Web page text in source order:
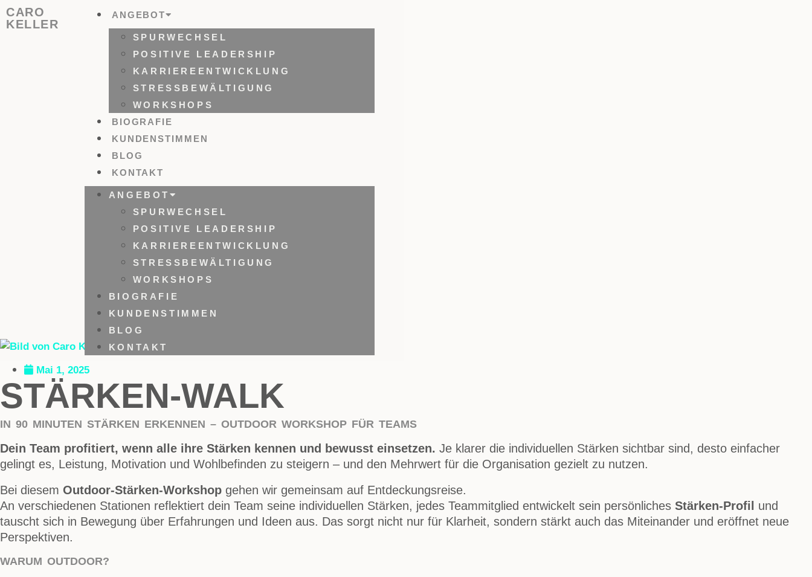
CARO
KELLER
ANGEBOT
SPURWECHSEL
POSITIVE LEADERSHIP
KARRIEREENTWICKLUNG
STRESSBEWÄLTIGUNG
WORKSHOPS
BIOGRAFIE
KUNDENSTIMMEN
BLOG
KONTAKT
ANGEBOT
SPURWECHSEL
POSITIVE LEADERSHIP
KARRIEREENTWICKLUNG
STRESSBEWÄLTIGUNG
WORKSHOPS
BIOGRAFIE
KUNDENSTIMMEN
BLOG
KONTAKT
CARO KELLER
Mai 1, 2025
STÄRKEN-WALK
IN 90 MINUTEN STÄRKEN ERKENNEN – OUTDOOR WORKSHOP FÜR TEAMS
Dein Team profitiert, wenn alle ihre Stärken kennen und bewusst einsetzen. Je klarer die individuellen Stärken sichtbar sind, desto einfacher
gelingt es, Leistung, Motivation und Wohlbefinden zu steigern – und den Mehrwert für die Organisation gezielt zu nutzen.
Bei diesem Outdoor-Stärken-Workshop gehen wir gemeinsam auf Entdeckungsreise.
An verschiedenen Stationen reflektiert dein Team seine individuellen Stärken, jedes Teammitglied entwickelt sein persönliches Stärken-Profil und
tauscht sich in Bewegung über Erfahrungen und Ideen aus. Das sorgt nicht nur für Klarheit, sondern stärkt auch das Miteinander und eröffnet neue
Perspektiven.
WARUM OUTDOOR?